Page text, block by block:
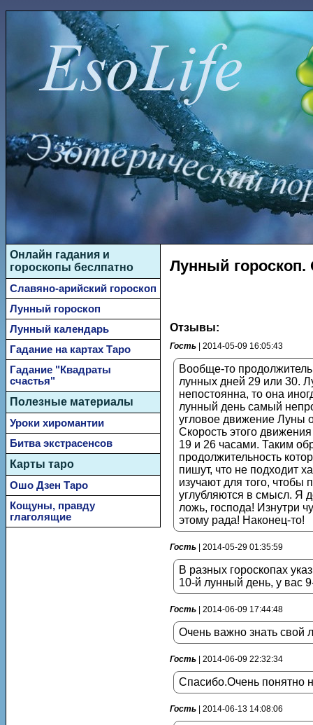
Лунный гороскоп.
Отзывы:
Гость | 2014-05-09 16:05:43
Вообще-то
лунных дней 29 или 30.
непостоянна, то она
лунный день самый
угловое движение Луны
Скорость этого
19 и 26 часами. Таким
продолжительность
пишут, что не подходит
изучают для того,
углубляются в смысл. Я
ложь, господа! Изнутри
этому рада! Наконец-то!
Гость | 2014-05-29 01:35:59
В разных гороскопах
10-й лунный день, у вас
Гость | 2014-06-09 17:44:48
Очень важно знать свой
Гость | 2014-06-09 22:32:34
Спасибо.Очень понятно
Гость | 2014-06-13 14:08:06
Онлайн гадания и
гороскопы беслпатно
Славяно-арийский гороскоп
Лунный гороскоп
Лунный календарь
Гадание на картах Таро
Гадание "Квадраты
счастья"
Полезные материалы
Уроки хиромантии
Битва экстрасенсов
Карты таро
Ошо Дзен Таро
Кощуны, правду
глаголящие